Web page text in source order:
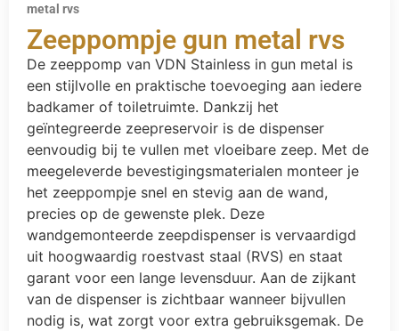
metal rvs
Zeeppompje gun metal rvs
De zeeppomp van VDN Stainless in gun metal is
een stijlvolle en praktische toevoeging aan iedere
badkamer of toiletruimte. Dankzij het
geïntegreerde zeepreservoir is de dispenser
eenvoudig bij te vullen met vloeibare zeep. Met de
meegeleverde bevestigingsmaterialen monteer je
het zeeppompje snel en stevig aan de wand,
precies op de gewenste plek. Deze
wandgemonteerde zeepdispenser is vervaardigd
uit hoogwaardig roestvast staal (RVS) en staat
garant voor een lange levensduur. Aan de zijkant
van de dispenser is zichtbaar wanneer bijvullen
nodig is, wat zorgt voor extra gebruiksgemak. De